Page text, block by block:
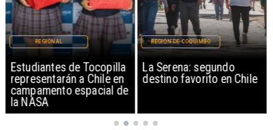
Estudiantes de Tocopilla
representarán a Chile en
campamento espacial de
la NASA
REGIONAL
La Serena: segundo
destino favorito en Chile
REGIÓN DE COQUIMBO